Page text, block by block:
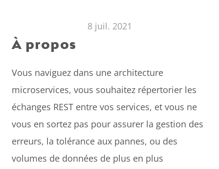
8 juil. 2021
À propos
Vous naviguez dans une architecture
microservices, vous souhaitez répertorier les
échanges REST entre vos services, et vous ne
vous en sortez pas pour assurer la gestion des
erreurs, la tolérance aux pannes, ou des
volumes de données de plus en plus